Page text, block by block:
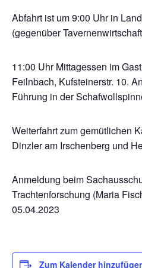
Abfahrt ist um 9:00 Uhr in
(gegenüber
11:00 Uhr Mittagessen im
Feilnbach, Kufsteinerstr. 10.
Führung in der
Weiterfahrt zum gemütlichen
Dinzler am Irschenberg und
Anmeldung beim
Trachtenforschung (Maria
05.04.2023
Zum Kalender